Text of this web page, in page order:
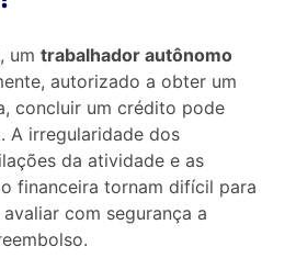
um trabalhador autônomo
autorizado a obter um
concluir um crédito pode
A irregularidade dos
da atividade e as
financeira tornam difícil para
com segurança a